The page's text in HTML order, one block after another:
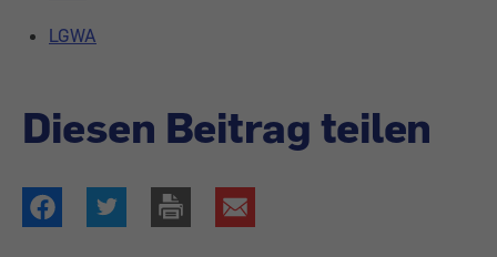
LGWA
Diesen Beitrag teilen